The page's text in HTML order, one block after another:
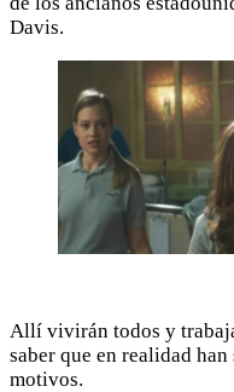
Davis.
Allí vivirán todos y
saber que en realidad
motivos.